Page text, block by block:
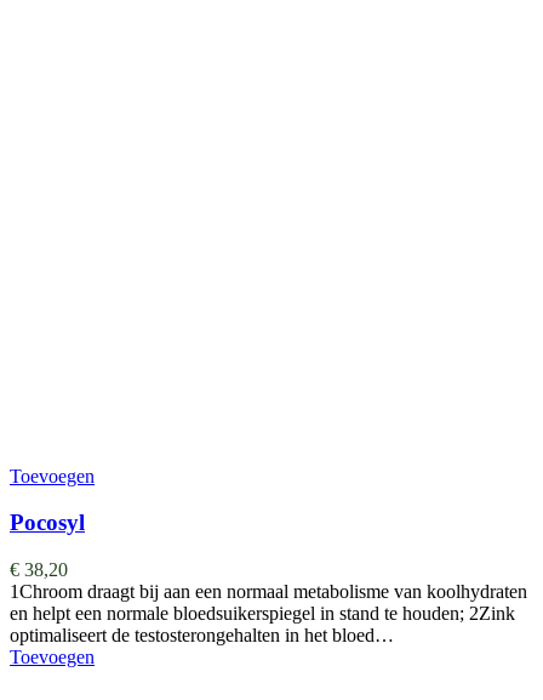
Toevoegen
Pocosyl
€ 38,20
1Chroom draagt bij aan een normaal metabolisme van koolhydraten
en helpt een normale bloedsuikerspiegel in stand te houden; 2Zink
optimaliseert de testosterongehalten in het bloed…
Toevoegen